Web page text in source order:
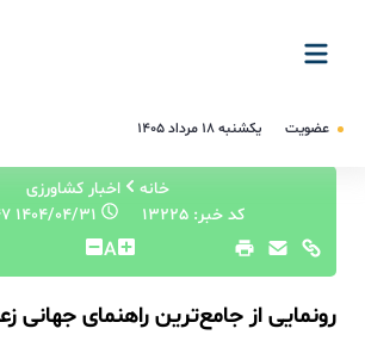
عضویت یکشنبه ۱۸ مرداد ۱۴۰۵
خانه
اخبار کشاورزی
کد خبر: 13225
۱۴۰۴/۰۴/۳۱ ۱۸:۰۷:۴۷
A
رونمایی از جامع‌ترین راهنمای جهانی